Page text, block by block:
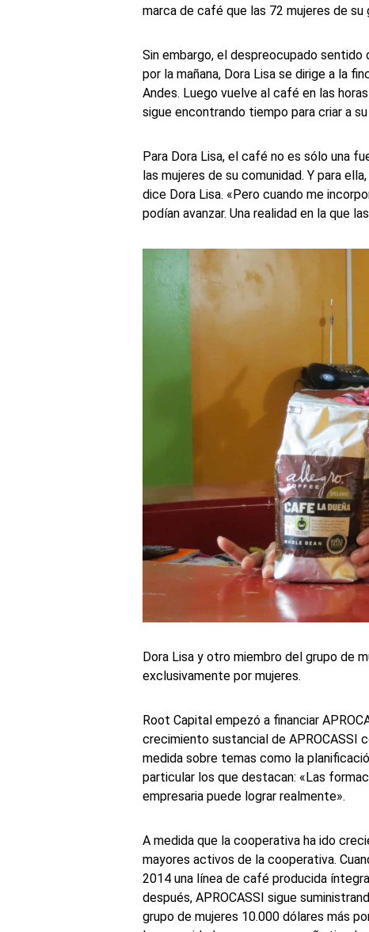
marca de café que las 72 mujeres de
Sin embargo, el despreocupado sentido
por la mañana, Dora Lisa se dirige a la
Andes. Luego vuelve al café en las
sigue encontrando tiempo para criar a
Para Dora Lisa, el café no es sólo una
las mujeres de su comunidad. Y para
dice Dora Lisa. «Pero cuando me
podían avanzar. Una realidad en la que
Dora Lisa y otro miembro del grupo de
exclusivamente por mujeres.
Root Capital empezó a financiar
crecimiento sustancial de APROCASSI
medida sobre temas como la
particular los que destacan: «Las
empresaria puede lograr realmente».
A medida que la cooperativa ha ido
mayores activos de la cooperativa.
2014 una línea de café producida
después, APROCASSI sigue
grupo de mujeres 10.000 dólares más